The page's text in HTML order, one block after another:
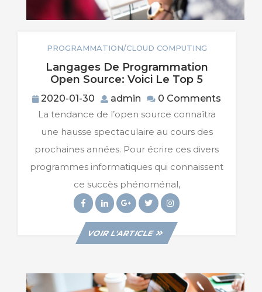
PROGRAMMATION/CLOUD COMPUTING
Langages De Programmation
Open Source: Voici Le Top 5Langages
Open
Source:
Le
Top
2020-01-30 2020-
01-
admin admin
0 Comments
La tendance de l’open source connaîtra
une hausse spectaculaire au cours des
prochaines années. Pour écrire ces divers
programmes informatiques qui connaissent
ce succès phénoménal,
Facebook
LinkedinGoogleplus
TwitterInstagram
VOIR L'ARTICLE
VIEW
POST